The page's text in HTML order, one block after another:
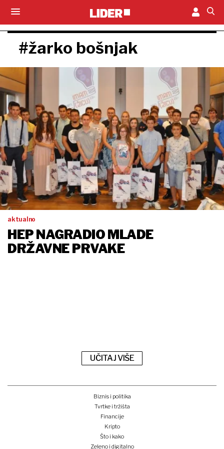
#žarko bošnjak
aktualno
HEP NAGRADIO MLADE
DRŽAVNE PRVAKE
UČITAJ VIŠE
Biznis i politika
Tvrtke i tržišta
Financije
Kripto
Što i kako
Zeleno i digitalno